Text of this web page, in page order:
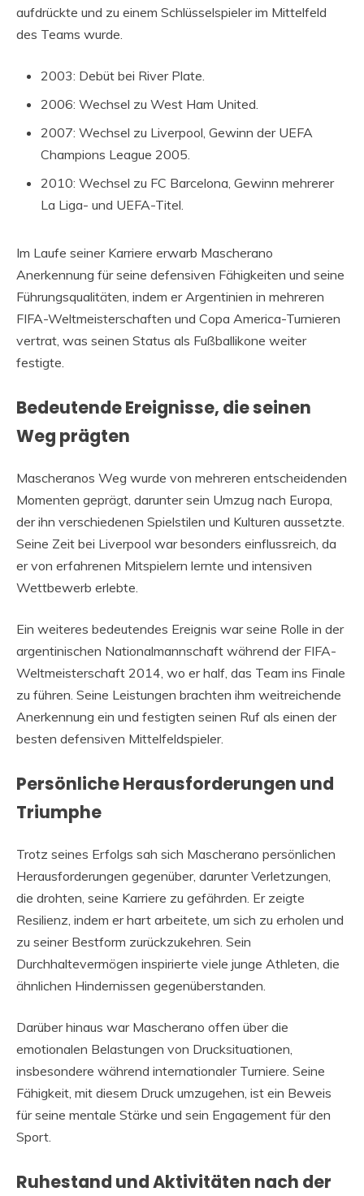
aufdrückte und zu einem Schlüsselspieler im Mittelfeld
des Teams wurde.
2003: Debüt bei River Plate.
2006: Wechsel zu West Ham United.
2007: Wechsel zu Liverpool, Gewinn der UEFA
Champions League 2005.
2010: Wechsel zu FC Barcelona, Gewinn mehrerer
La Liga- und UEFA-Titel.
Im Laufe seiner Karriere erwarb Mascherano
Anerkennung für seine defensiven Fähigkeiten und seine
Führungsqualitäten, indem er Argentinien in mehreren
FIFA-Weltmeisterschaften und Copa America-Turnieren
vertrat, was seinen Status als Fußballikone weiter
festigte.
Bedeutende Ereignisse, die seinen
Weg prägten
Mascheranos Weg wurde von mehreren entscheidenden
Momenten geprägt, darunter sein Umzug nach Europa,
der ihn verschiedenen Spielstilen und Kulturen aussetzte.
Seine Zeit bei Liverpool war besonders einflussreich, da
er von erfahrenen Mitspielern lernte und intensiven
Wettbewerb erlebte.
Ein weiteres bedeutendes Ereignis war seine Rolle in der
argentinischen Nationalmannschaft während der FIFA-
Weltmeisterschaft 2014, wo er half, das Team ins Finale
zu führen. Seine Leistungen brachten ihm weitreichende
Anerkennung ein und festigten seinen Ruf als einen der
besten defensiven Mittelfeldspieler.
Persönliche Herausforderungen und
Triumphe
Trotz seines Erfolgs sah sich Mascherano persönlichen
Herausforderungen gegenüber, darunter Verletzungen,
die drohten, seine Karriere zu gefährden. Er zeigte
Resilienz, indem er hart arbeitete, um sich zu erholen und
zu seiner Bestform zurückzukehren. Sein
Durchhaltevermögen inspirierte viele junge Athleten, die
ähnlichen Hindernissen gegenüberstanden.
Darüber hinaus war Mascherano offen über die
emotionalen Belastungen von Drucksituationen,
insbesondere während internationaler Turniere. Seine
Fähigkeit, mit diesem Druck umzugehen, ist ein Beweis
für seine mentale Stärke und sein Engagement für den
Sport.
Ruhestand und Aktivitäten nach der